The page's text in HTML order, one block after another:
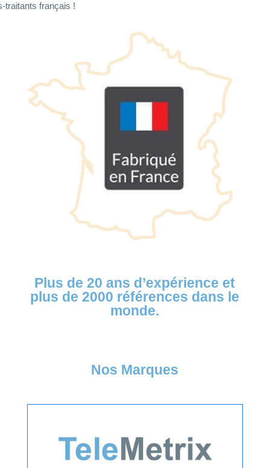
traitants français !
Plus de20 ans d’expérience et
plus de 2000 références dans le
monde.
Nos Marques